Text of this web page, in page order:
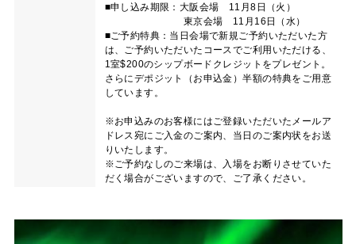
■申し込み期限：大阪会場 11月8日（火）
東京会場 11月16日（水）
■ご予約特典：当日会場で新規ご予約いただいた方
は、ご予約いただいたコースでご利用いただける、
1室$200のシップボードクレジットをプレゼント。
さらにデポジット（お申込金）半額の特典をご用意
しています。
※お申込みのお客様にはご登録いただいたメールア
ドレス宛にご入金のご案内、当日のご案内状をお送
りいたします。
※ご予約なしのご来場は、入場をお断りさせていた
だく場合がございますので、ご了承ください。